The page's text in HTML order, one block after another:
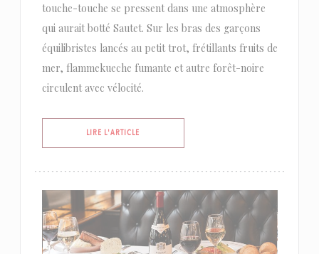
touche-touche se pressent dans une atmosphère
qui aurait botté Sautet. Sur les bras des garçons
équilibristes lancés au petit trot, frétillants fruits de
mer, flammekueche fumante et autre forêt-noire
circulent avec vélocité.
LIRE L'ARTICLE